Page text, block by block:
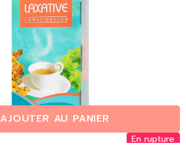
AJOUTER AU PANIER
En rupture